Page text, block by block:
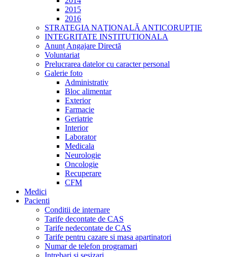
2015
2016
STRATEGIA NAŢIONALĂ ANTICORUPŢIE
INTEGRITATE INSTITUTIONALA
Anunț Angajare Directă
Voluntariat
Prelucrarea datelor cu caracter personal
Galerie foto
Administrativ
Bloc alimentar
Exterior
Farmacie
Geriatrie
Interior
Laborator
Medicala
Neurologie
Oncologie
Recuperare
CFM
Medici
Pacienti
Conditii de internare
Tarife decontate de CAS
Tarife nedecontate de CAS
Tarife pentru cazare si masa apartinatori
Numar de telefon programari
Intrebari si sesizari